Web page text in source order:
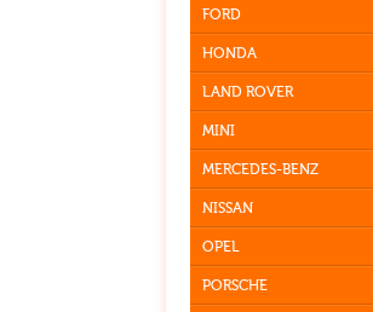
FORD
HONDA
LAND ROVER
MINI
MERCEDES-BENZ
NISSAN
OPEL
PORSCHE